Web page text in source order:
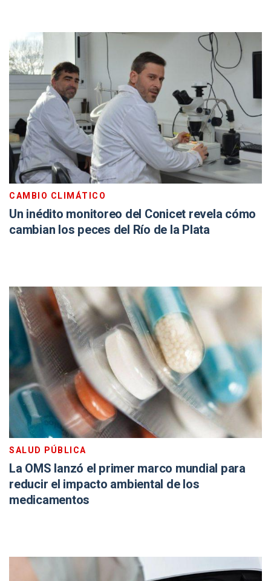
CAMBIO CLIMÁTICO
Un inédito monitoreo del Conicet revela cómo
cambian los peces del Río de la Plata
SALUD PÚBLICA
La OMS lanzó el primer marco mundial para
reducir el impacto ambiental de los
medicamentos